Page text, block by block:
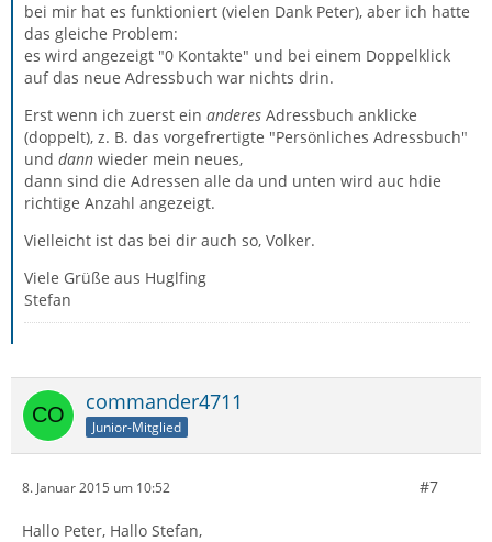
bei mir hat es funktioniert (vielen Dank Peter), aber ich hatte
das gleiche Problem:
es wird angezeigt "0 Kontakte" und bei einem Doppelklick
auf das neue Adressbuch war nichts drin.
Erst wenn ich zuerst ein anderes Adressbuch anklicke
(doppelt), z. B. das vorgefrertigte "Persönliches Adressbuch"
und dann wieder mein neues,
dann sind die Adressen alle da und unten wird auc hdie
richtige Anzahl angezeigt.
Vielleicht ist das bei dir auch so, Volker.
Viele Grüße aus Huglfing
Stefan
commander4711
Junior-Mitglied
8. Januar 2015 um 10:52 #7
Hallo Peter, Hallo Stefan,